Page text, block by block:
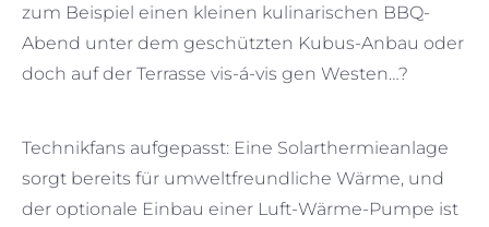
zum Beispiel einen kleinen kulinarischen BBQ-
Abend unter dem geschützten Kubus-Anbau oder
doch auf der Terrasse vis-á-vis gen Westen…?
Technikfans aufgepasst: Eine Solarthermieanlage
sorgt bereits für umweltfreundliche Wärme, und
der optionale Einbau einer Luft-Wärme-Pumpe ist